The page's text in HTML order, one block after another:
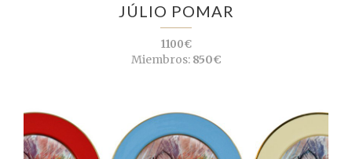
JÚLIO POMAR
1100€
Miembros:850€